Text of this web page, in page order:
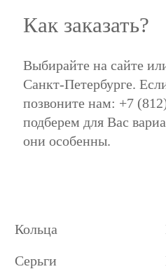
Как заказать?
Выбирайте на сайте
Санкт-Петербурге.
позвоните нам: +7
подберем для Вас
они особенны.
Кольца
Серьги